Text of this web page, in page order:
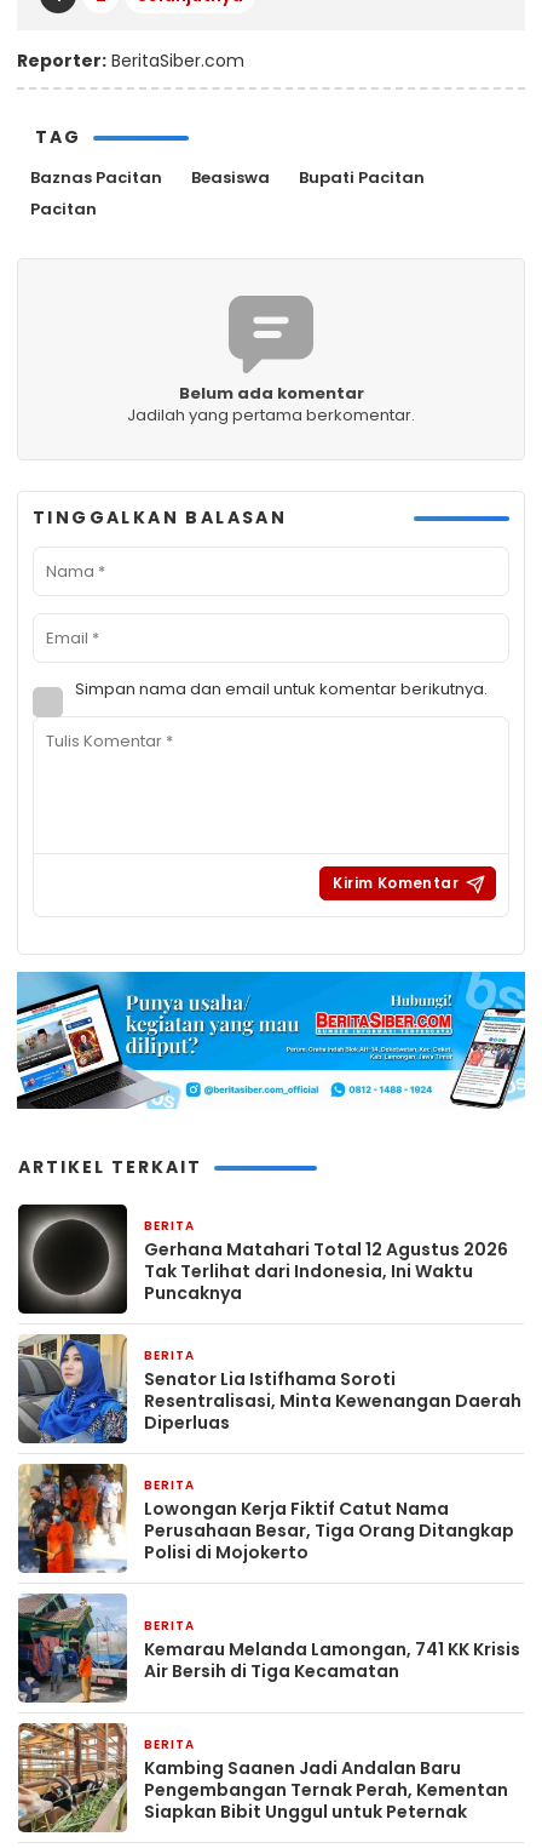
Reporter: BeritaSiber.com
TAG
Baznas Pacitan Beasiswa
Bupati Pacitan
Pacitan
Belum ada komentar
Jadilah yang pertama berkomentar.
TINGGALKAN BALASAN
Simpan nama dan email untuk komentar berikutnya.
ARTIKEL TERKAIT
BERITA
Gerhana Matahari Total 12 Agustus 2026
Tak Terlihat dari Indonesia, Ini Waktu
Puncaknya
BERITA
Senator Lia Istifhama Soroti
Resentralisasi, Minta Kewenangan Daerah
Diperluas
BERITA
Lowongan Kerja Fiktif Catut Nama
Perusahaan Besar, Tiga Orang Ditangkap
Polisi di Mojokerto
BERITA
Kemarau Melanda Lamongan, 741 KK Krisis
Air Bersih di Tiga Kecamatan
BERITA
Kambing Saanen Jadi Andalan Baru
Pengembangan Ternak Perah, Kementan
Siapkan Bibit Unggul untuk Peternak